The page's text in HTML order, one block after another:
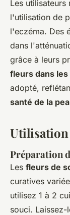
Les
l'utilisation de
l'eczéma. Des
dans
grâce à leurs
fleurs dans
adopté,
santé de la
Utilisation
Préparation
Les fleurs de
curatives
utilisez 1 à 2
souci.